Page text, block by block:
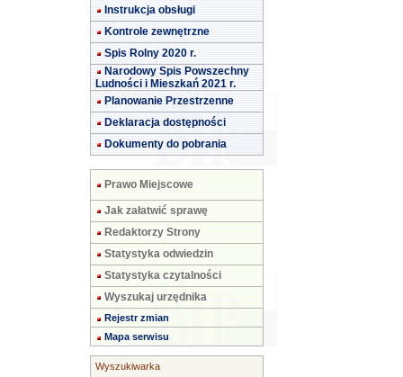
Instrukcja obsługi
Kontrole zewnętrzne
Spis Rolny 2020 r.
Narodowy Spis Powszechny
Ludności i Mieszkań 2021 r.
Planowanie Przestrzenne
Deklaracja dostępności
Dokumenty do pobrania
Prawo Miejscowe
Jak załatwić sprawę
Redaktorzy Strony
Statystyka odwiedzin
Statystyka czytalności
Wyszukaj urzędnika
Rejestr zmian
Mapa serwisu
Wyszukiwarka